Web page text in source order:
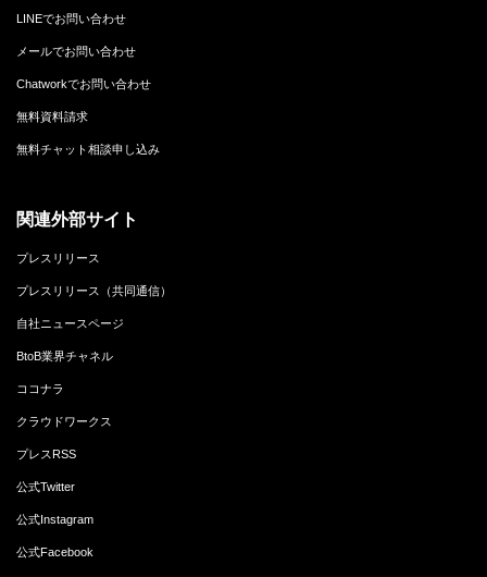
LINEでお問い合わせ
メールでお問い合わせ
Chatworkでお問い合わせ
無料資料請求
無料チャット相談申し込み
関連外部サイト
プレスリリース
プレスリリース（共同通信）
自社ニュースページ
BtoB業界チャネル
ココナラ
クラウドワークス
プレスRSS
公式Twitter
公式Instagram
公式Facebook